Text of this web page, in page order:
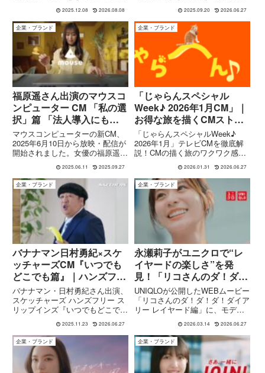
ール・ハイチュウ・ダース・チョ
コモナカジャンボ・inゼリーなど
を展開。「おいしく、たのしく、
すこやかに」の企業理念や主な事
業内容・サステナビリティの取り
組みも紹介します。
2025.12.08 2026.08.08
とめ。ちょっと昭和ノスタルジー
風味強めなので、一緒に振り返ろ
う。項目内容CMタイトル「アイ
ドルマツコ」篇 出演マツコ・デ
ラックス 放送開始日202...
2025.09.20 2026.06.27
企業・ブランド
福原遥さん出演のマウスコ
ンピューター CM 「私の選
択」篇 「法人導入にもマ
ウス」篇
マウスコンピューターの新CM、
2025年6月10日から放映・配信が
開始されました。女優の福原遥さ
んを起用しており、個人向けと法
人向けの2本立てです。「私の選
択」篇柔らかな日常の中で、プラ
イベートの一部としてマウスコン
ピューターのPCを自然に...
2025.06.11 2025.09.27
企業・ブランド
「じゃらんスペシャル
Week♪ 2026年1月CM」｜
お得な旅を描くCMストー
リーと魅力
「じゃらんスペシャルWeek♪
2026年1月」テレビCMを徹底解
説！CMの描く旅のワクワク感、
お得な宿泊プラン情報、そしてじ
ゃらんスペシャルウィークの魅力
をストーリー仕立てで紹介しま
す。
2026.01.31 2026.06.27
企業・ブランド
バナナマン日村勇紀×スケ
ッチャーズCM『いつでも
どこでも篇』｜ハンズフリ
ー スリップインズで仕事
からゴルフまで快適に
バナナマン・日村勇紀さん出演、
スケッチャーズ ハンズフリー ス
リップインズ『いつでもどこでも
篇』のCM内容を詳しく紹介。仕
事・ウォーキング・キャンプ・ゴ
ルフと、あらゆるシーンで“手を
使わずにスッと履ける”スリップ
インズの魅力やテクノロジー、
CM掲載モデルもまとめます。
2025.11.23 2026.06.27
企業・ブランド
永瀬莉子がユニクロで“レ
イヤードの楽しさ”を発
見！「リコさんのダ！ダ！
ダ！ダイアリー」レイヤー
ド編CM
UNIQLOが公開したWEBムービー
「リコさんのダ！ダ！ダ！ダイア
リー レイヤード編」に、モデ
ル・女優の永瀬莉子が出演してい
ます。この動画では、ユニクロの
レイヤードトップスをテーマに、
1枚でも重ねても楽しめる着こな
しを紹介。軽快なテンポの演...
2026.03.14 2026.06.27
企業・ブランド 企業・ブランド